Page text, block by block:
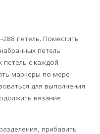
петель. Поместить
петель
петель с каждой
маркеры по мере
для выполнения
вязание
прибавить